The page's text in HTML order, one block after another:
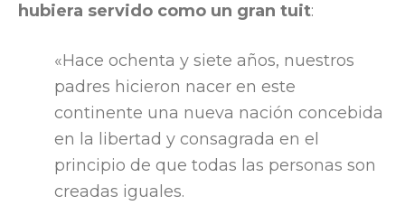
hubiera servido como un gran tuit:
«Hace ochenta y siete años, nuestros
padres hicieron nacer en este
continente una nueva nación concebida
en la libertad y consagrada en el
principio de que todas las personas son
creadas iguales.